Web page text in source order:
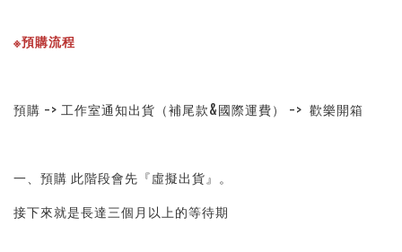
※預購流程
預購 -> 工作室通知出貨（補尾款&國際運費） ->  歡樂開箱
一、預購 此階段會先『虛擬出貨』。
接下來就是長達三個月以上的等待期